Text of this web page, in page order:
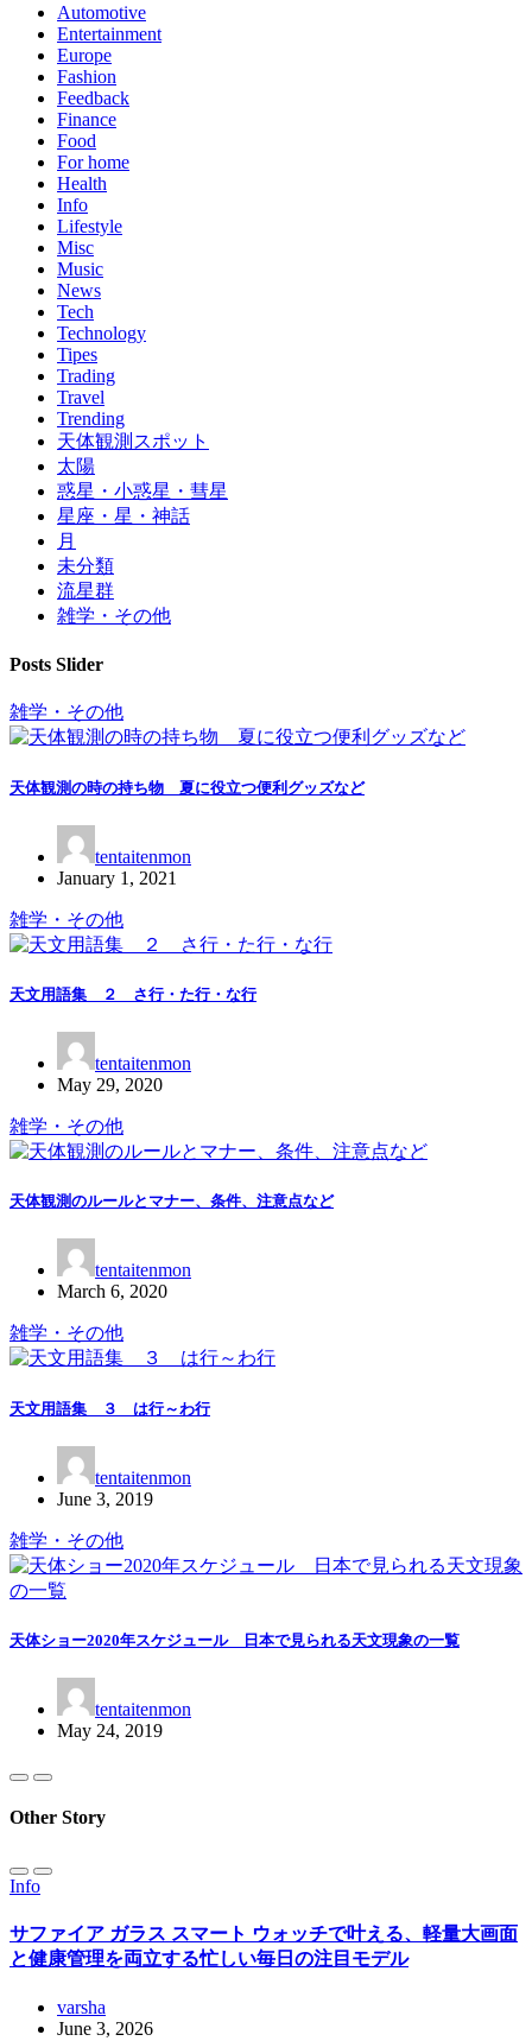
Automotive
Entertainment
Europe
Fashion
Feedback
Finance
Food
For home
Health
Info
Lifestyle
Misc
Music
News
Tech
Technology
Tipes
Trading
Travel
Trending
天体観測スポット
太陽
惑星・小惑星・彗星
星座・星・神話
月
未分類
流星群
雑学・その他
Posts Slider
雑学・その他
天体観測の時の持ち物 夏に役立つ便利グッズなど
tentaitenmon
January 1, 2021
雑学・その他
天文用語集 ２ さ行・た行・な行
tentaitenmon
May 29, 2020
雑学・その他
天体観測のルールとマナー、条件、注意点など
tentaitenmon
March 6, 2020
雑学・その他
天文用語集 ３ は行～わ行
tentaitenmon
June 3, 2019
雑学・その他
天体ショー2020年スケジュール 日本で見られる天文現象の一覧
tentaitenmon
May 24, 2019
Other Story
Info
サファイア ガラス スマート ウォッチで叶える、軽量大画面
と健康管理を両立する忙しい毎日の注目モデル
varsha
June 3, 2026